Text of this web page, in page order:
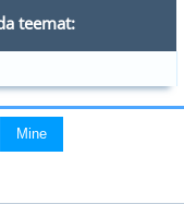
teemat: